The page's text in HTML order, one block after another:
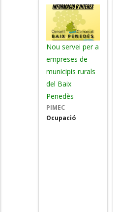
Nou servei per a
empreses de
municipis rurals
del Baix
Penedès
PIMEC
Ocupació